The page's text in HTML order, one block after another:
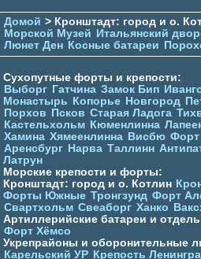
Домой > Кронштадт: город и о.
Морской Музей Итальянский
Люнет Ден Косные батареи
Сухопутные форты и крепости:
Выборг Гатчина Замок Бип
Монастырь
Копорье Новгород
Порхов
Псков Старая Ладога
Кастельхольм Кюменлинна
Хамина Хямеенлинна Висбю Форт
Аренсбург Нарва Таллинн
Латрун
Морские крепости и форты:
Кронштадт: город и о. Котлин
Форты Южные Тронгзунд Форт
Свартхольм Свеаборг Ханко
Артиллерийские батареи и
Форт Хёмсо
Укрепрайоны и оборонительные
Карельский УР Крепость